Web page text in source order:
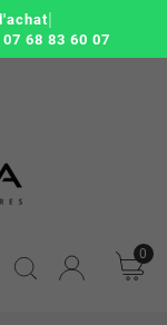
|
68 83 60 07
0